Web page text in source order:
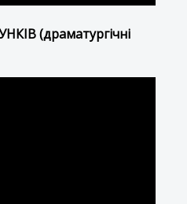
(драматургічні